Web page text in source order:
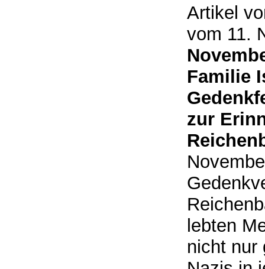
Artikel
vom 11.
Familie
zur
lebten
nicht nur